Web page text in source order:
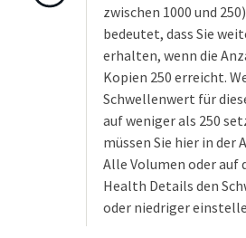
zwischen 1000 und
bedeutet, dass Sie
erhalten, wenn die
Kopien 250 erreicht.
Schwellenwert für
auf weniger als 250
müssen Sie hier in der
Alle Volumen oder auf
Health Details den
oder niedriger